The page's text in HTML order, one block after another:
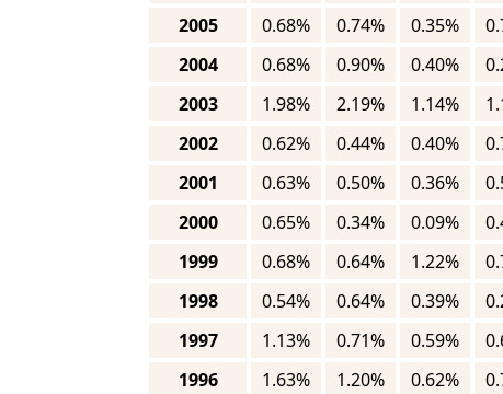
2005
0.68% 0.74% 0.35%
2004
0.68% 0.90% 0.40%
2003
1.98% 2.19% 1.14%
2002
0.62% 0.44% 0.40%
2001
0.63% 0.50% 0.36%
2000
0.65% 0.34% 0.09%
1999
0.68% 0.64% 1.22%
1998
0.54% 0.64% 0.39%
1997
1.13% 0.71% 0.59%
1996
1.63% 1.20% 0.62%